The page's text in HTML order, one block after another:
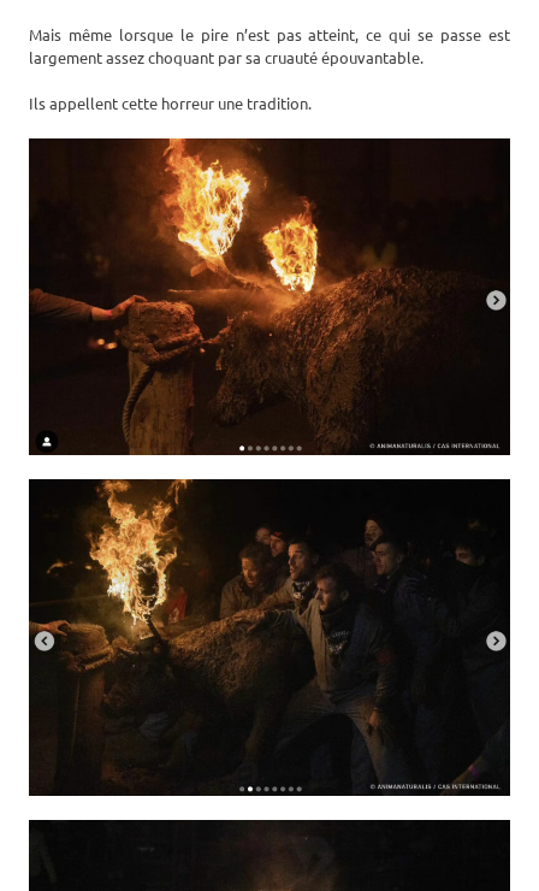
Mais même lorsque le pire n’est pas atteint, ce qui se passe est
largement assez choquant par sa cruauté épouvantable.
Ils appellent cette horreur une tradition.